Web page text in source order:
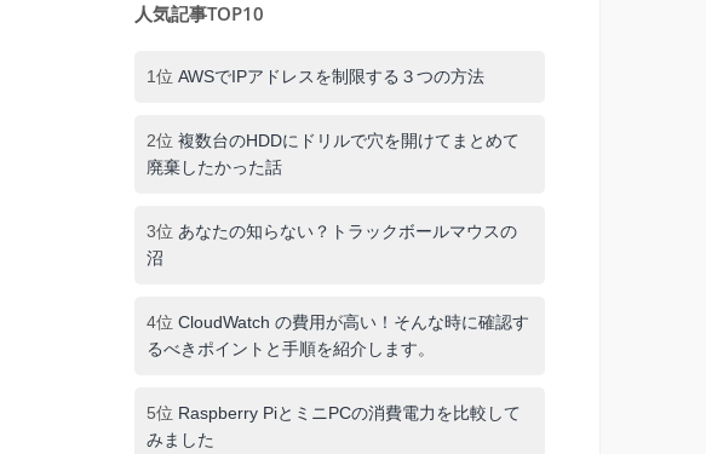
人気記事TOP10
1位 AWSでIPアドレスを制限する３つの方法
2位 複数台のHDDにドリルで穴を開けてまとめて
廃棄したかった話
3位 あなたの知らない？トラックボールマウスの
沼
4位 CloudWatch の費用が高い！そんな時に確認す
るべきポイントと手順を紹介します。
5位 Raspberry PiとミニPCの消費電力を比較して
みました